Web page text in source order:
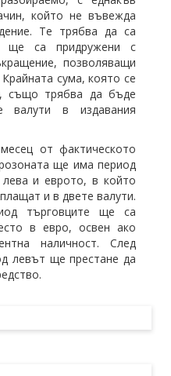
който не въвежда
Те трябва да са
ще са придружени с
позволяващи
сума, която се
също трябва да бъде
валути в издавания
от фактическото
ще има период
и еврото, в който
и в двете валути.
търговците ще са
в евро, освен ако
наличност. След
левът ще престане да